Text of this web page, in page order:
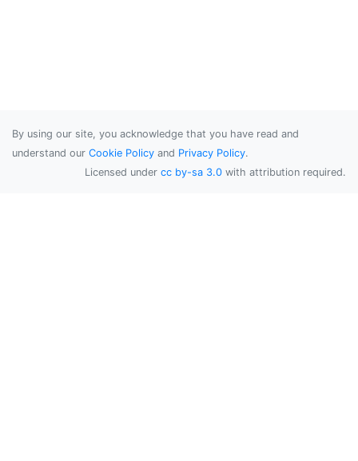
By using our site, you acknowledge that you have read and
understand our Cookie Policy and Privacy Policy.
Licensed under cc by-sa 3.0 with attribution required.